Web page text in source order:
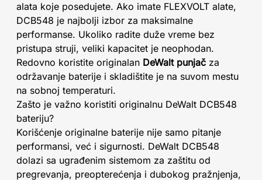
alata koje posedujete. Ako imate FLEXVOLT alate,
DCB548 je najbolji izbor za maksimalne
performanse. Ukoliko radite duže vreme bez
pristupa struji, veliki kapacitet je neophodan.
Redovno koristite originalan DeWalt punjač za
održavanje baterije i skladištite je na suvom mestu
na sobnoj temperaturi.
Zašto je važno koristiti originalnu DeWalt DCB548
bateriju?
Korišćenje originalne baterije nije samo pitanje
performansi, već i sigurnosti. DeWalt DCB548
dolazi sa ugrađenim sistemom za zaštitu od
pregrevanja, preopterećenja i dubokog pražnjenja,